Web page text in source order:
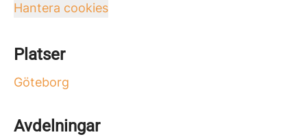
Hantera cookies
Platser
Göteborg
Avdelningar